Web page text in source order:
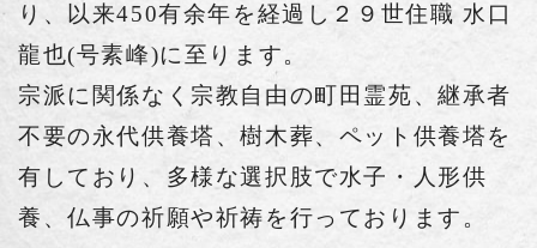
り、以来450有余年を経過し２９世住職 水口
龍也(号素峰)に至ります。
宗派に関係なく宗教自由の町田霊苑、継承者
不要の永代供養塔、樹木葬、ペット供養塔を
有しており、多様な選択肢で水子・人形供
養、仏事の祈願や祈祷を行っております。